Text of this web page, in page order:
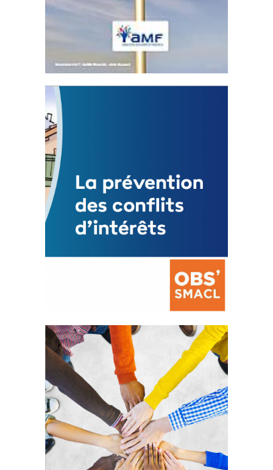
Statut de l’élu local
3 avril 2024
Mise à jour avril 2024
FEUILLETER
La prévention des conflits
d’intérêts
18 septembre 2023
FEUILLETER